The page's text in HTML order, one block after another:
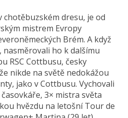
chotěbuzském dresu, je od
mistrem Evropy
Brém. A když
ho k dalšímu
RSC Cottbusu, česky
nikde na světě nedokážou
jako v Cottbusu. Vychovali
3× mistra světa
hvězdu na letošní Tour de